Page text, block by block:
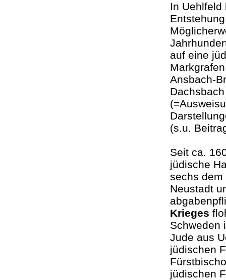
In
auf eine
Ansbach-
(s.u.
Seit ca.
jüdische
sechs dem
Neustadt
Krieges
Schweden
Jude aus
jüdischen
jüdischen